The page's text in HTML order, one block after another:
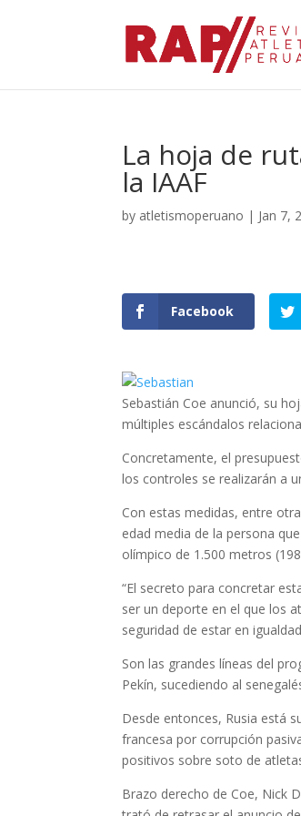
La hoja de
la IAAF
by atletismoperuano | Jan 7,
Facebook
Sebastián Coe anunció, su
múltiples escándalos
Concretamente, el
los controles se realizarán a
Con estas medidas, entre
edad media de la persona
olímpico de 1.500 metros
“El secreto para concretar
ser un deporte en el que los
seguridad de estar en
Son las grandes líneas del
Pekín, sucediendo al
Desde entonces, Rusia está
francesa por corrupción
positivos sobre soto de
Brazo derecho de Coe, Nick